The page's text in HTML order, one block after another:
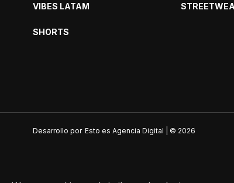
VIBES LATAM
SHORTS
Desarrollo por Esto es Agencia Digital | © 2026